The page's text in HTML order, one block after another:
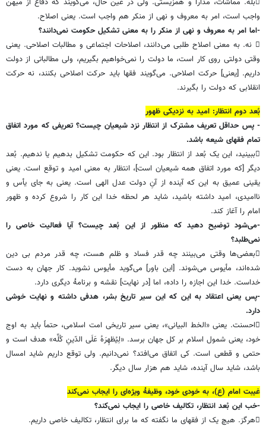
واجب است، امر به معروف و نهی از منکر هم واجب است. یعنی اصلاح.
-اما امر به معروف و نهی از منکر را به معنی تشکیل حکومت نمی‌دانند؟
 نه. به معنی اصلاح طلبی می‌دانند، اصلاحات اجتماعی و مطالبات اصلاحی. یعنی
وقتی دولتی روی کار است، ما دولت را نمی‌خواهیم بگیریم، ولی مطالباتی از دولت
داریم. [یعنی] حرکت اصلاحی. می‌گویند فقها باید حرکت اصلاحی بکنند، نه حرکت
انقلابی که دولت را بگیرند.
بُعد دوم انتظار: امید به نزدیکی ظهور
- پس حداقل تعریف مشترک از انتظار نزد شیعیان چیست؟ تعریفی که مورد اتفاق
تمام فقهای شیعه باشد.
ببینید، این یک بُعد از انتظار بود. این که حکومت تشکیل بدهیم یا ندهیم. بُعد
دیگر [که مورد اتفاق همه شیعیان است]، انتظار به معنی امید و توقع است. یعنی
یقینی عمیق به این که آینده از آنِ دولت عدل الهی است. یعنی به جای یأس و
ناامیدی، امید داشته باشید، شاید هر لحظه خدا این کار را شروع کرده و ظهور
امام را آغاز کند.
-می‌شود توضیح دهید که منظور از این بُعد چیست؟ آیا فعالیت خاصی را
نمی‌طلبد؟
بعضی‌ها وقتی می‌بینند چه قدر فساد و ظلم هست، چه قدر مردم بی دین
شده‌اند، مأیوس می‌شوند. [این باور] می‌گوید مأیوس نشوید. کار جهان به دست
خداست. خدا این اجازه را داده، اما [در نهایت] نقشه و برنامۀ دیگری دارد.
-پس یعنی اعتقاد به این که این سیر تاریخ بشر، هدفی داشته و نهایت خوشی
دارد.
احسنت. یعنی «الخط البیانی»، یعنی سیر تاریخی امت اسلامی، حتماً باید به اوج
خود، یعنی شمول اسلام بر کل جهان برسد. «لِیُظهِرَهُ عَلَی الدّینِ کُلِّه» هدف است و
حتمی و قطعی است. کی اتفاق می‌افتد؟ نمی‌دانیم. ولی توقع داریم شاید امسال
باشد، شاید سال آینده، شاید هم هزار سال دیگر.
غیبت امام (ع)، به خودی خود، وظیفۀ ویژه‌ای را ایجاب نمی‌کند
-خب این بُعد انتظار، تکالیف خاصی را ایجاب نمی‌کند؟
هرگز. هیچ یک از فقهای ما نگفته که ما برای انتظار، تکالیف خاصی داریم.